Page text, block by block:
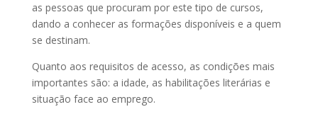
as pessoas que procuram por este tipo de cursos,
dando a conhecer as formações disponíveis e a quem
se destinam.
Quanto aos requisitos de acesso, as condições mais
importantes são: a idade, as habilitações literárias e
situação face ao emprego.